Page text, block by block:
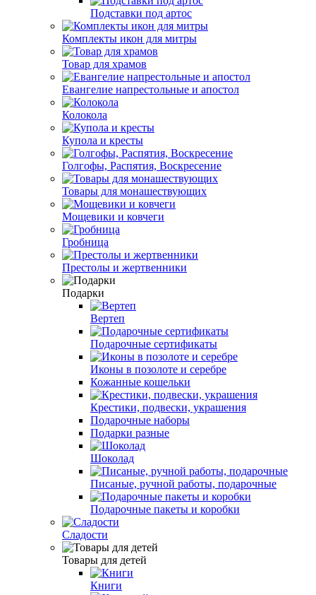
Подставки под артос
Комплекты икон для митры
Товар для храмов
Евангелие напрестольные и апостол
Колокола
Купола и кресты
Голгофы, Распятия, Воскресение
Товары для монашествующих
Мощевики и ковчеги
Гробница
Престолы и жертвенники
Подарки
Вертеп
Подарочные сертификаты
Иконы в позолоте и серебре
Кожанные кошельки
Крестики, подвески, украшения
Подарочные наборы
Подарки разные
Шоколад
Писаные, ручной работы, подарочные
Подарочные пакеты и коробки
Сладости
Товары для детей
Книги